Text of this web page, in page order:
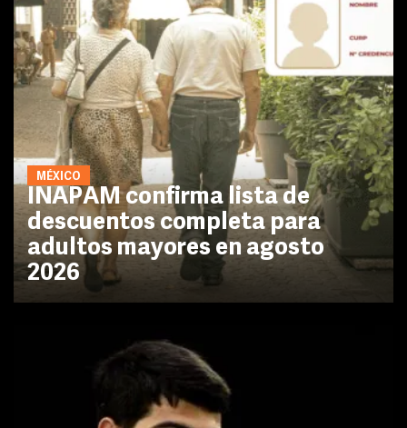
MÉXICO
INAPAM confirma lista de
descuentos completa para
adultos mayores en agosto
2026